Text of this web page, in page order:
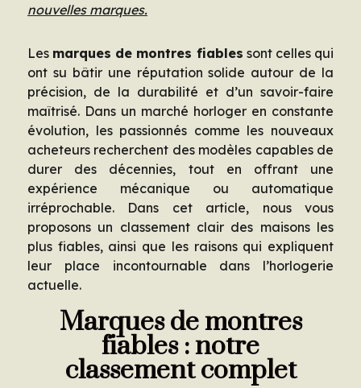
nouvelles marques.
Les marques de montres fiables sont celles qui
ont su bâtir une réputation solide autour de la
précision, de la durabilité et d’un savoir-faire
maîtrisé. Dans un marché horloger en constante
évolution, les passionnés comme les nouveaux
acheteurs recherchent des modèles capables de
durer des décennies, tout en offrant une
expérience mécanique ou automatique
irréprochable. Dans cet article, nous vous
proposons un classement clair des maisons les
plus fiables, ainsi que les raisons qui expliquent
leur place incontournable dans l’horlogerie
actuelle.
Marques de montres
fiables : notre
classement complet